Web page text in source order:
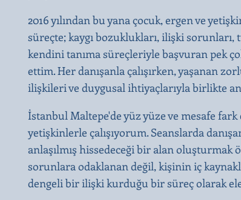
2016 yılından bu yana çocuk, ergen ve
süreçte; kaygı bozuklukları, ilişki
kendini tanıma süreçleriyle başvuran pek
ettim. Her danışanla çalışırken, yaşanan
ilişkileri ve duygusal ihtiyaçlarıyla birlikte
İstanbul Maltepe'de yüz yüze ve mesafe
yetişkinlerle çalışıyorum. Seanslarda
anlaşılmış hissedeceği bir alan oluşturmak
sorunlara odaklanan değil, kişinin iç
dengeli bir ilişki kurduğu bir süreç olarak